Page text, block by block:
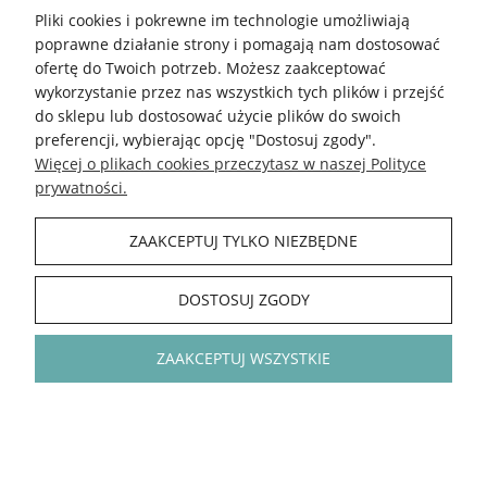
DO KOSZYKA DO KOSZYKA
-20% -20%
Pliki cookies i pokrewne im technologie umożliwiają
poprawne działanie strony i pomagają nam dostosować
ofertę do Twoich potrzeb. Możesz zaakceptować
wykorzystanie przez nas wszystkich tych plików i przejść
do sklepu lub dostosować użycie plików do swoich
preferencji, wybierając opcję "Dostosuj zgody".
Więcej o plikach cookies przeczytasz w naszej Polityce
prywatności.
ZAAKCEPTUJ TYLKO NIEZBĘDNE
DOSTOSUJ ZGODY
ZAAKCEPTUJ WSZYSTKIE